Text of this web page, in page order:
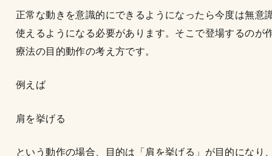
正常な動きを意識的にできるようになったら今度は無意
使えるようになる必要があります。そこで登場するのが
療法の目的動作の考え方です。
例えば
肩を挙げる
という動作の場合、目的は「肩を挙げる」が目的になり